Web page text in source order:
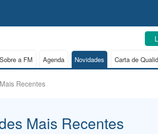
Sobre a FM Agenda Novidades Carta de
Recentes
Mais Recentes